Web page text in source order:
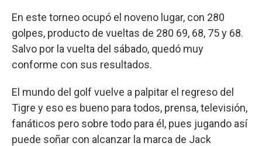
En este torneo ocupó el noveno lugar, con 280
golpes, producto de vueltas de 280 69, 68, 75 y 68.
Salvo por la vuelta del sábado, quedó muy
conforme con sus resultados.
El mundo del golf vuelve a palpitar el regreso del
Tigre y eso es bueno para todos, prensa, televisión,
fanáticos pero sobre todo para él, pues jugando así
puede soñar con alcanzar la marca de Jack